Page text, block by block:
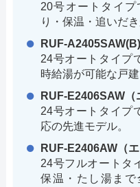
20号オートタイ
り・保温・追いだ
RUF-A2405SAW(B)
24号オートタイプ
時給湯が可能な戸
RUF-E2406SAW（
24号オートタイプ
応の先進モデル。
RUF-E2406AW（エ
24号フルオートタ
保温・たし湯ま